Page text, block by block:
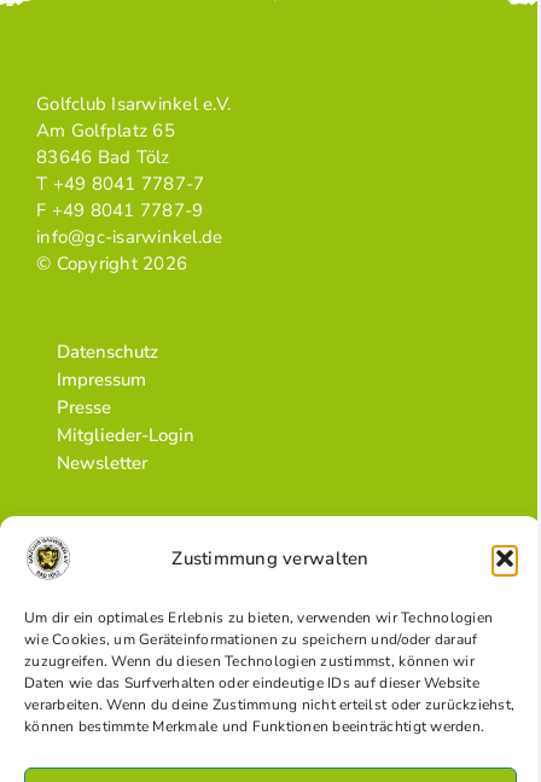
Zustimmung verwalten
Um dir ein optimales Erlebnis zu bieten, verwenden wir Technologien
wie Cookies, um Geräteinformationen zu speichern und/oder darauf
zuzugreifen. Wenn du diesen Technologien zustimmst, können wir
Daten wie das Surfverhalten oder eindeutige IDs auf dieser Website
verarbeiten. Wenn du deine Zustimmung nicht erteilst oder zurückziehst,
können bestimmte Merkmale und Funktionen beeinträchtigt werden.
Golfclub Isarwinkel e.V.
Am Golfplatz 65
83646 Bad Tölz
T +49 8041 7787-7
F +49 8041 7787-9
info@gc-isarwinkel.de
© Copyright 2026
Datenschutz
Impressum
Presse
Mitglieder-Login
Newsletter